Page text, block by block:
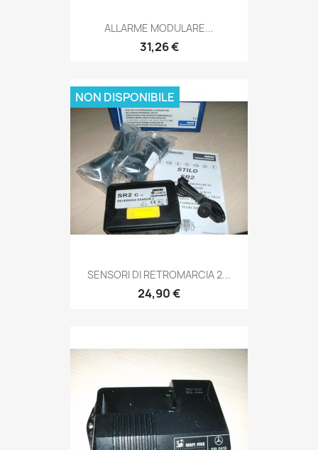
ALLARME MODULARE...
31,26 €
SENSORI DI RETROMARCIA 2...
24,90 €
NON DISPONIBILE